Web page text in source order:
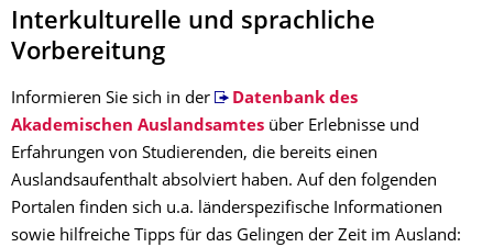
Interkulturelle und sprachliche
Vorbereitung
Informieren Sie sich in der
Datenbank des
Akademischen Auslandsamtes über Erlebnisse und
Erfahrungen von Studierenden, die bereits einen
Auslandsaufenthalt absolviert haben. Auf den folgenden
Portalen finden sich u.a. länderspezifische Informationen
sowie hilfreiche Tipps für das Gelingen der Zeit im Ausland: